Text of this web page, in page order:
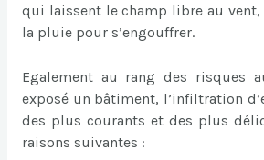
qui laissent le champ libre au vent,
la pluie pour s’engouffrer.
Egalement au rang des risques
exposé un bâtiment, l’infiltration
des plus courants et des plus
raisons suivantes :